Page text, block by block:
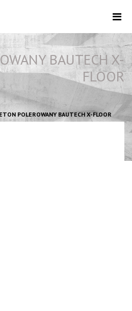
BAUTECH X-
FLOOR
POLEROWANY BAUTECH X-FLOOR